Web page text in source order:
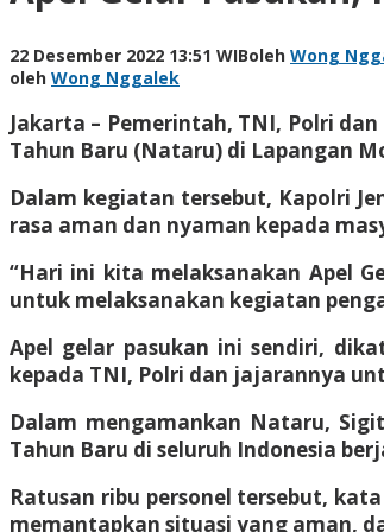
22 Desember 2022 13:51 WIBoleh Wong
oleh Wong Nggalek
Jakarta – Pemerintah, TNI, Polri
Tahun Baru (Nataru) di Lapangan
Dalam kegiatan tersebut, Kapolri
rasa aman dan nyaman kepada
“Hari ini kita melaksanakan Apel
untuk melaksanakan kegiatan
Apel gelar pasukan ini sendiri,
kepada TNI, Polri dan jajarannya
Dalam mengamankan Nataru,
Tahun Baru di seluruh Indonesia
Ratusan ribu personel tersebut,
memantapkan situasi yang aman,